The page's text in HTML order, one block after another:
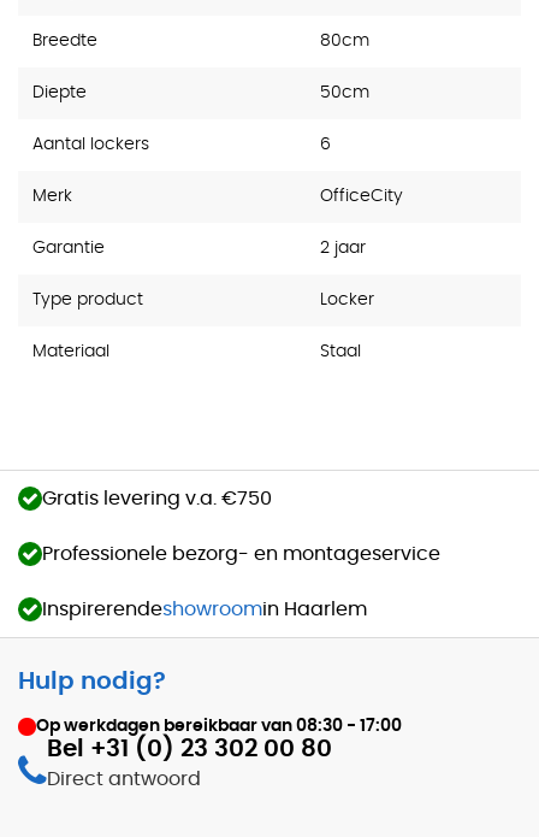
Breedte 80cm
Diepte 50cm
Aantal lockers 6
Merk OfficeCity
Garantie 2 jaar
Type product Locker
Materiaal Staal
Gratis levering v.a. €750
Professionele bezorg- en montageservice
Inspirerendeshowroomin Haarlem
Hulp nodig?
Op werkdagen bereikbaar van 08:30 - 17:00
Bel +31 (0) 23 302 00 80
Direct antwoord